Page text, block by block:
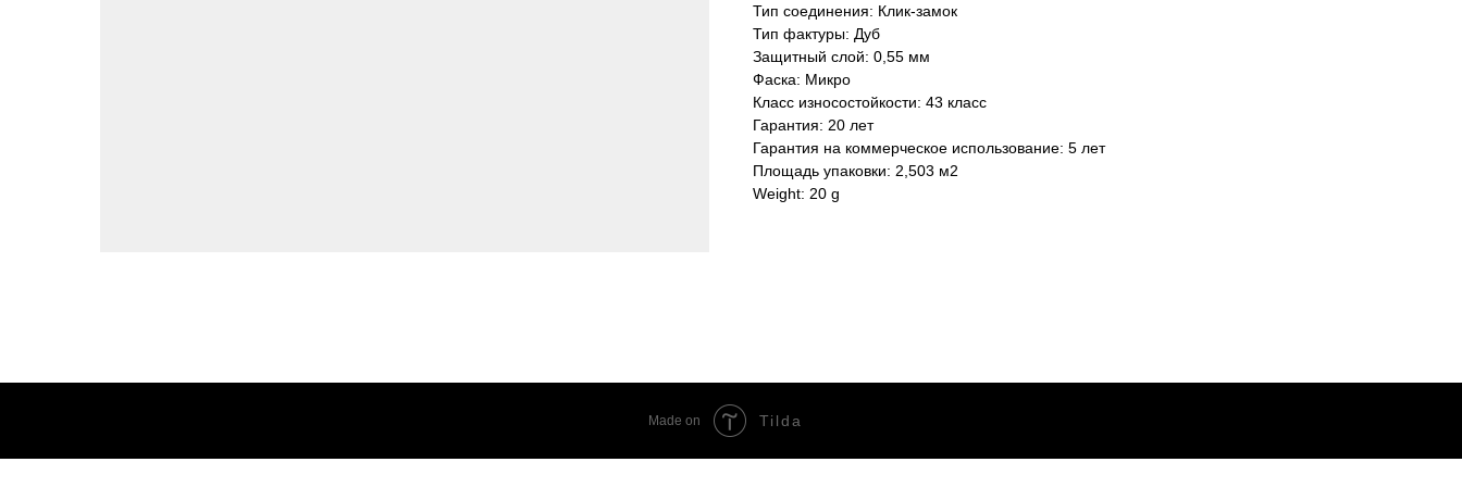
Тип соединения: Клик-замок
Тип фактуры: Дуб
Защитный слой: 0,55 мм
Фаска: Микро
Класс износостойкости: 43 класс
Гарантия: 20 лет
Гарантия на коммерческое использование: 5 лет
Площадь упаковки: 2,503 м2
Weight: 20 g
Made on Tilda